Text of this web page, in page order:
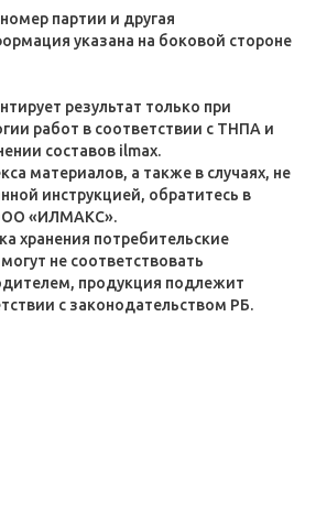
партии и другая
указана на боковой стороне
результат только при
работ в соответствии с ТНПА и
составов ilmax.
материалов, а также в случаях, не
инструкцией, обратитесь в
«ИЛМАКС».
хранения потребительские
не соответствовать
продукция подлежит
с законодательством РБ.